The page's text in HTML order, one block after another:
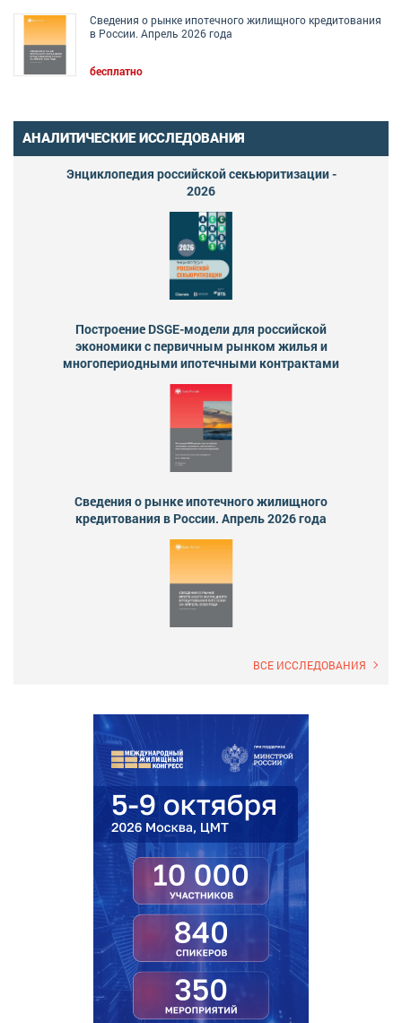
Сведения о рынке ипотечного жилищного кредитования
в России. Апрель 2026 года
бесплатно
АНАЛИТИЧЕСКИЕ ИССЛЕДОВАНИЯ
Энциклопедия российской секьюритизации -
2026
Построение DSGE-модели для российской
экономики с первичным рынком жилья и
многопериодными ипотечными контрактами
Сведения о рынке ипотечного жилищного
кредитования в России. Апрель 2026 года
ВСЕ ИССЛЕДОВАНИЯ